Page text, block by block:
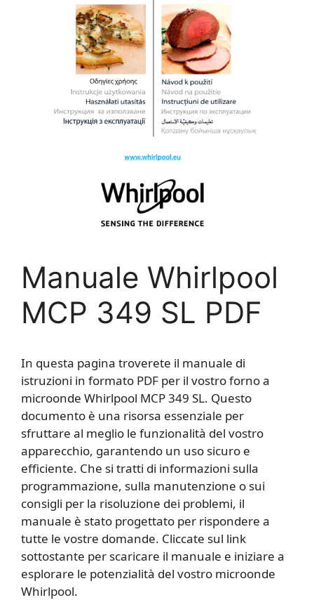
Manuale Whirlpool
MCP 349 SL PDF
In questa pagina troverete il manuale di
istruzioni in formato PDF per il vostro forno a
microonde Whirlpool MCP 349 SL. Questo
documento è una risorsa essenziale per
sfruttare al meglio le funzionalità del vostro
apparecchio, garantendo un uso sicuro e
efficiente. Che si tratti di informazioni sulla
programmazione, sulla manutenzione o sui
consigli per la risoluzione dei problemi, il
manuale è stato progettato per rispondere a
tutte le vostre domande. Cliccate sul link
sottostante per scaricare il manuale e iniziare a
esplorare le potenzialità del vostro microonde
Whirlpool.